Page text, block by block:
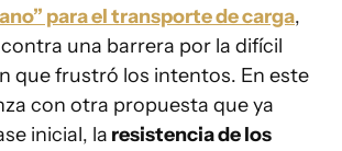
para el transporte de carga,
una barrera por la difícil
que frustró los intentos. En este
con otra propuesta que ya
inicial, la resistencia de los